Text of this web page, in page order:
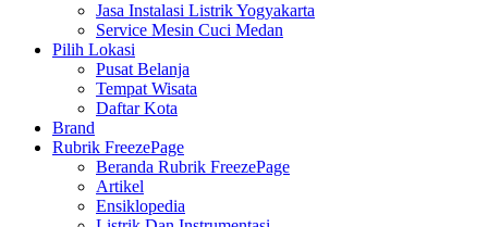
Jasa Instalasi Listrik Yogyakarta
Service Mesin Cuci Medan
Pilih Lokasi
Pusat Belanja
Tempat Wisata
Daftar Kota
Brand
Rubrik FreezePage
Beranda Rubrik FreezePage
Artikel
Ensiklopedia